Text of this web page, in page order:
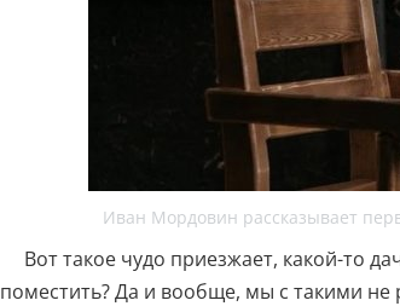
Иван Мордовин рассказывает
Вот такое чудо приезжает, какой-то
поместить? Да и вообще, мы с такими не